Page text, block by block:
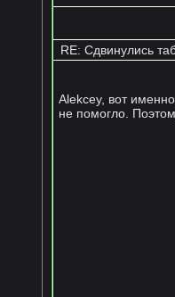
RE: Сдвинулись
Alekcey, вот
не помогло.